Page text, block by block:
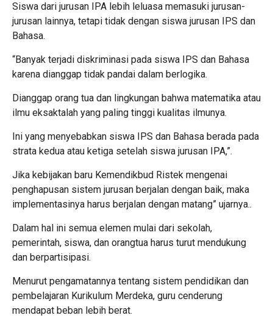
Siswa dari jurusan IPA lebih leluasa memasuki jurusan-
jurusan lainnya, tetapi tidak dengan siswa jurusan IPS dan
Bahasa.
“Banyak terjadi diskriminasi pada siswa IPS dan Bahasa
karena dianggap tidak pandai dalam berlogika.
Dianggap orang tua dan lingkungan bahwa matematika atau
ilmu eksaktalah yang paling tinggi kualitas ilmunya.
Ini yang menyebabkan siswa IPS dan Bahasa berada pada
strata kedua atau ketiga setelah siswa jurusan IPA,”.
Jika kebijakan baru Kemendikbud Ristek mengenai
penghapusan sistem jurusan berjalan dengan baik, maka
implementasinya harus berjalan dengan matang” ujarnya..
Dalam hal ini semua elemen mulai dari sekolah,
pemerintah, siswa, dan orangtua harus turut mendukung
dan berpartisipasi.
Menurut pengamatannya tentang sistem pendidikan dan
pembelajaran Kurikulum Merdeka, guru cenderung
mendapat beban lebih berat.